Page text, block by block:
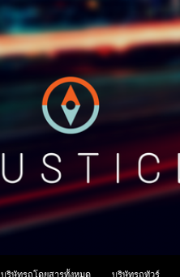
บริษัทรถโดยสารทั้งหมด บริษัทรถทัวร์